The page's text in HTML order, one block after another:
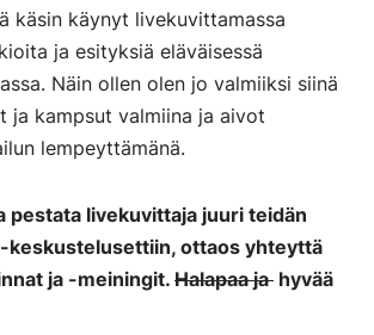
käsin käynyt livekuvittamassa
ja esityksiä eläväisessä
Näin ollen olen jo valmiiksi siinä
ja kampsut valmiina ja aivot
lempeyttämänä.
pestata livekuvittaja juuri teidän
keskustelusettiin, ottaos yhteyttä
ja -meiningit. Halapaa ja hyvää